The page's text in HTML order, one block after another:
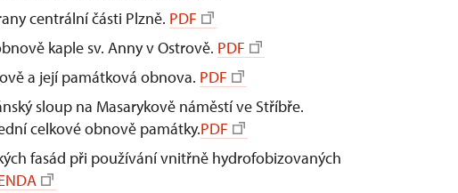
centrální části Plzně. PDF
kaple sv. Anny v Ostrově. PDF
a její památková obnova. PDF
sloup na Masarykově náměstí ve Stříbře.
celkové obnově památky.PDF
fasád při používání vnitřně hydrofobizovaných